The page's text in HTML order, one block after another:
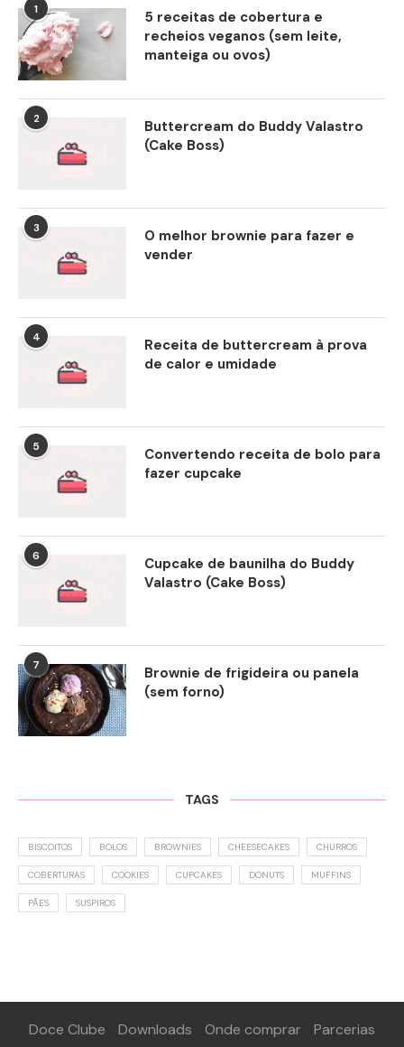
1
5 receitas de cobertura e
recheios veganos (sem leite,
manteiga ou ovos)
2
Buttercream do Buddy Valastro
(Cake Boss)
3
O melhor brownie para fazer e
vender
4
Receita de buttercream à prova
de calor e umidade
5
Convertendo receita de bolo para
fazer cupcake
6
Cupcake de baunilha do Buddy
Valastro (Cake Boss)
7
Brownie de frigideira ou panela
(sem forno)
TAGS
BISCOITOS BOLOS BROWNIES CHEESECAKES CHURROS
COBERTURAS COOKIES CUPCAKES DONUTS MUFFINS
PÃES SUSPIROS
Doce Clube Downloads Onde comprar
Parcerias